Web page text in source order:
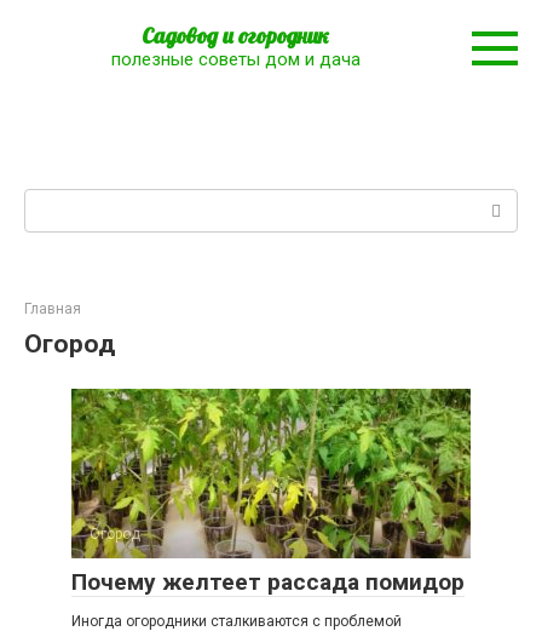
Садовод и огородник
полезные советы дом и дача
Поиск:
Главная
Огород
Огород
Почему желтеет рассада помидор
Иногда огородники сталкиваются с проблемой